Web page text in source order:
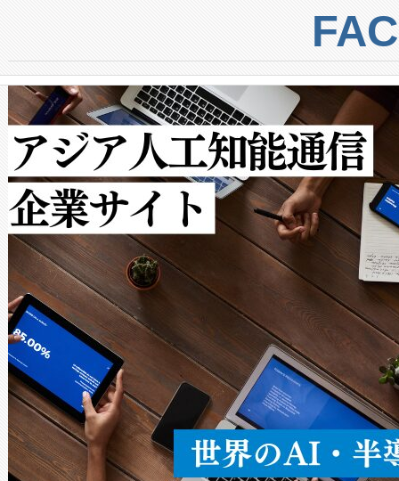
centers. Voltaiqは、ai&のAI
からシステム統合、試運転、
クルの各段階のデータを監視
[…]
トに対して約600メートルに
では、反射率10％のターゲッ
で向上し、最大検知距離は
ットだけで最大1キロメート
ルの変電所周囲を監視でき、
作業と点群処理を簡素化でき
Avia 2は、2種類のFOVオプシ
× 80°のノーマルモード、長
ードを切り替えて使用するこ
ることなく、単一のデバイス
うにします。遠距離まで届く
密度なスキャ […]